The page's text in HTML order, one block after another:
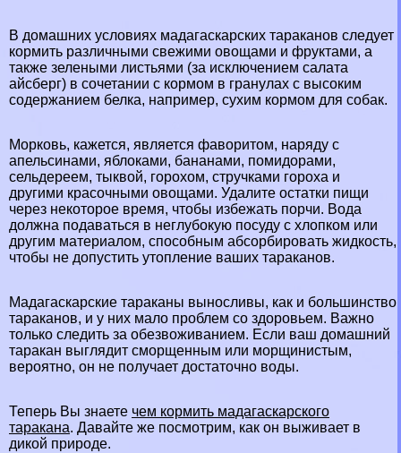
В домашних условиях мадагаскарских таpaканов следует
кормить различными свежими овощами и фруктами, а
также зелеными листьями (за исключением салата
айсберг) в сочетании с кормом в гранулах с высоким
содержанием белка, например, сухим кормом для собак.
Морковь, кажется, является фаворитом, наряду с
апельсинами, яблоками, бананами, помидорами,
сельдереем, тыквой, горохом, стручками гороха и
другими красочными овощами. Удалите остатки пищи
через некоторое время, чтобы избежать порчи. Вода
должна подаваться в неглубокую посуду с хлопком или
другим материалом, способным абсорбировать жидкость,
чтобы не допустить утопление ваших таpaканов.
Мадагаскарские таpaканы выносливы, как и большинство
таpaканов, и у них мало проблем со здоровьем. Важно
только следить за обезвоживанием. Если ваш домашний
таpaкан выглядит сморщенным или морщинистым,
вероятно, он не получает достаточно воды.
Теперь Вы знаете чем кормить мадагаскарского
таpaкана. Давайте же посмотрим, как он выживает в
дикой природе.